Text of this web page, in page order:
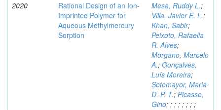
2020
Rational Design of an Ion-
Imprinted Polymer for
Aqueous Methylmercury
Sorption
Mesa, Ruddy L.;
Villa, Javier E. L.;
Khan, Sabir;
Peixoto, Rafaella
R. Alves;
Morgano, Marcelo
A.; Gonçalves,
Luís Moreira;
Sotomayor, Maria
D. P. T.; Picasso,
Gino; ; ; ; ; ; ; ;